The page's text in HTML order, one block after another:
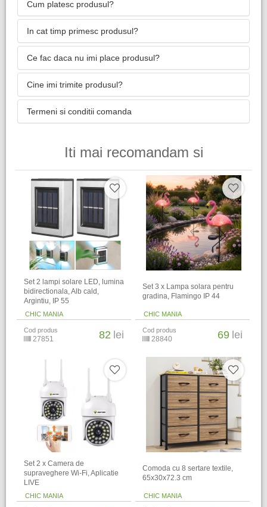
Cum platesc produsul?
In cat timp primesc produsul?
Ce fac daca nu imi place produsul?
Cine imi trimite produsul?
Termeni si conditii comanda
Iti mai recomandam si
Set 2 lampi solare LED, lumina
bidirectionala, Alb cald,
Argintiu, IP 55
CHIC MANIA
Cod produs
27851 82 lei
Set 3 x Lampa solara pentru
gradina, Flamingo IP 44
CHIC MANIA
Cod produs
28840 69 lei
Set 2 x Camera de
supraveghere Wi-Fi, Aplicatie
LIVE
CHIC MANIA
Comoda cu 8 sertare textile,
65x30x72.3 cm
CHIC MANIA